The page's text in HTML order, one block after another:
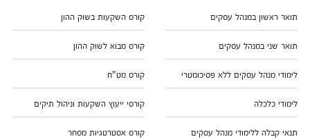
תואר ראשון במנהל עסקים
תואר שני במנהל עסקים
לימודי מנהל עסקים ללא פסיכומטרי
לימודי כלכלה
תנאי קבלה ללימודי מנהל עסקים
קורס השקעות בשוק ההון
קורס מבוא לשוק ההון
קורס מט"ח
קורסי ייעוץ השקעות וניהול תיקים
קורס אסטרטגיות מסחר